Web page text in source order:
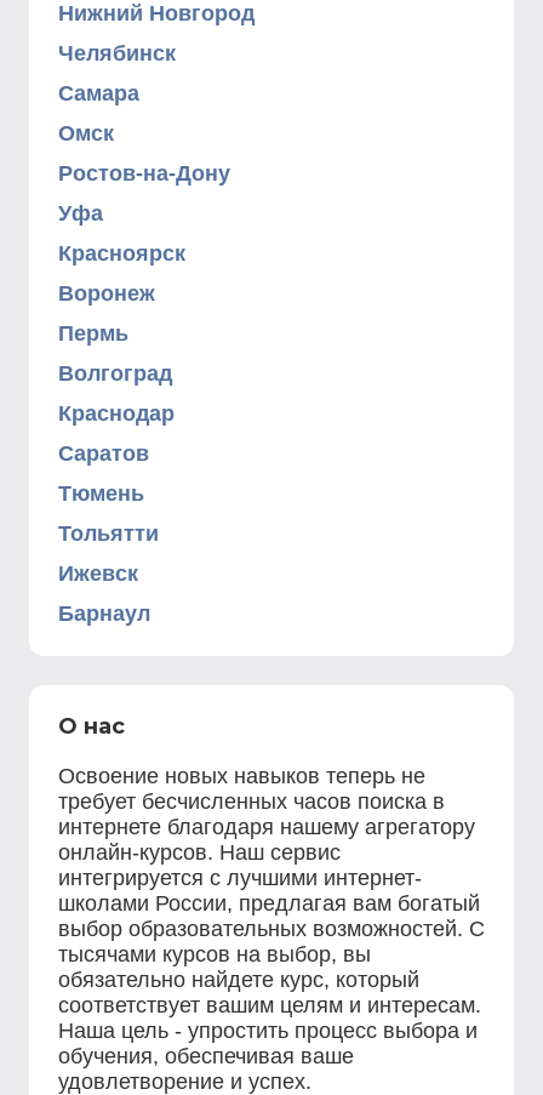
Нижний Новгород
Челябинск
Самара
Омск
Ростов-на-Дону
Уфа
Красноярск
Воронеж
Пермь
Волгоград
Краснодар
Саратов
Тюмень
Тольятти
Ижевск
Барнаул
О нас
Освоение новых навыков теперь не
требует бесчисленных часов поиска в
интернете благодаря нашему агрегатору
онлайн-курсов. Наш сервис
интегрируется с лучшими интернет-
школами России, предлагая вам богатый
выбор образовательных возможностей. С
тысячами курсов на выбор, вы
обязательно найдете курс, который
соответствует вашим целям и интересам.
Наша цель - упростить процесс выбора и
обучения, обеспечивая ваше
удовлетворение и успех.